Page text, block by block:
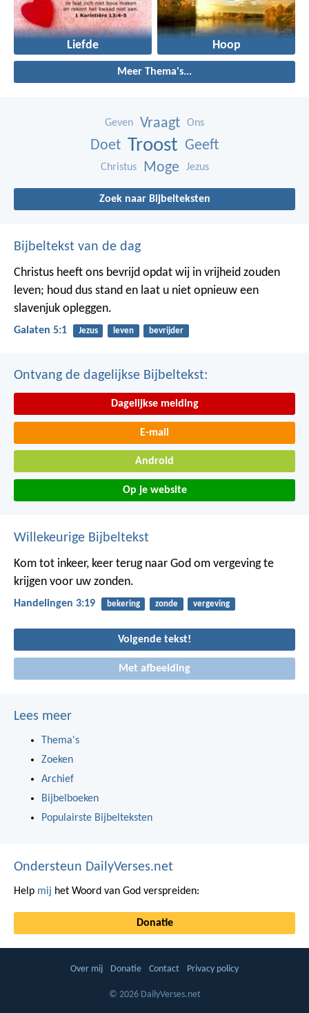
Liefde Hoop
Meer Thema's...
Geven Vraagt Ons
Doet Troost Geeft
Christus Moge Jezus
Zoek naar Bijbelteksten
Bijbeltekst van de dag
Christus heeft ons bevrijd opdat wij in vrijheid zouden
leven; houd dus stand en laat u niet opnieuw een
slavenjuk opleggen.
Galaten 5:1 Jezus leven bevrijder
Ontvang de dagelijkse Bijbeltekst:
Dagelijkse melding
E-mail
Android
Op je website
Willekeurige Bijbeltekst
Kom tot inkeer, keer terug naar God om vergeving te
krijgen voor uw zonden.
Handelingen 3:19 bekering zonde vergeving
Volgende tekst!
Met afbeelding
Lees meer
Thema's
Zoeken
Archief
Bijbelboeken
Populairste Bijbelteksten
Ondersteun DailyVerses.net
Help mij het Woord van God verspreiden:
Donatie
Over mij Donatie Contact Privacy policy
© 2026 DailyVerses.net